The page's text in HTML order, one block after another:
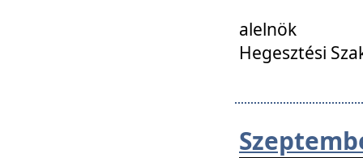
alelnök
Hegesztési